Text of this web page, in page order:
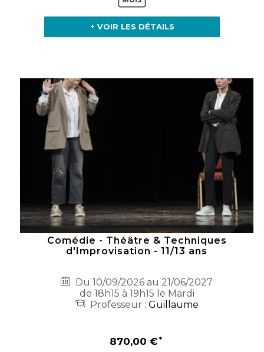
+ VOIR LES DÉTAILS
Comédie - Théâtre & Techniques
d'Improvisation - 11/13 ans
Du 10/09/2026 au 21/06/2027
de 18h15 à 19h15 le Mardi
Professeur : Guillaume
870,00 €